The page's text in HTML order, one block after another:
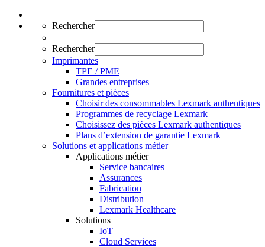
Rechercher
Rechercher
Imprimantes
TPE / PME
Grandes entreprises
Fournitures et pièces
Choisir des consommables Lexmark authentiques
Programmes de recyclage Lexmark
Choisissez des pièces Lexmark authentiques
Plans d’extension de garantie Lexmark
Solutions et applications métier
Applications métier
Service bancaires
Assurances
Fabrication
Distribution
Lexmark Healthcare
Solutions
IoT
Cloud Services